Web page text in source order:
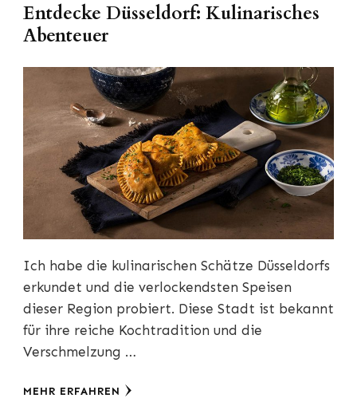
Entdecke Düsseldorf: Kulinarisches
Abenteuer
Ich habe die kulinarischen Schätze Düsseldorfs
erkundet und die verlockendsten Speisen
dieser Region probiert. Diese Stadt ist bekannt
für ihre reiche Kochtradition und die
Verschmelzung …
MEHR ERFAHREN